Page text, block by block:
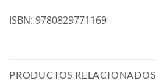
ISBN: 9780829771169
PRODUCTOS RELACIONADOS